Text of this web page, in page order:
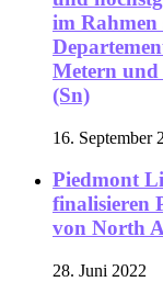
im Rahmen
Metern und
(Sn)
16. September
Piedmont
finalisieren
von North
28. Juni 2022